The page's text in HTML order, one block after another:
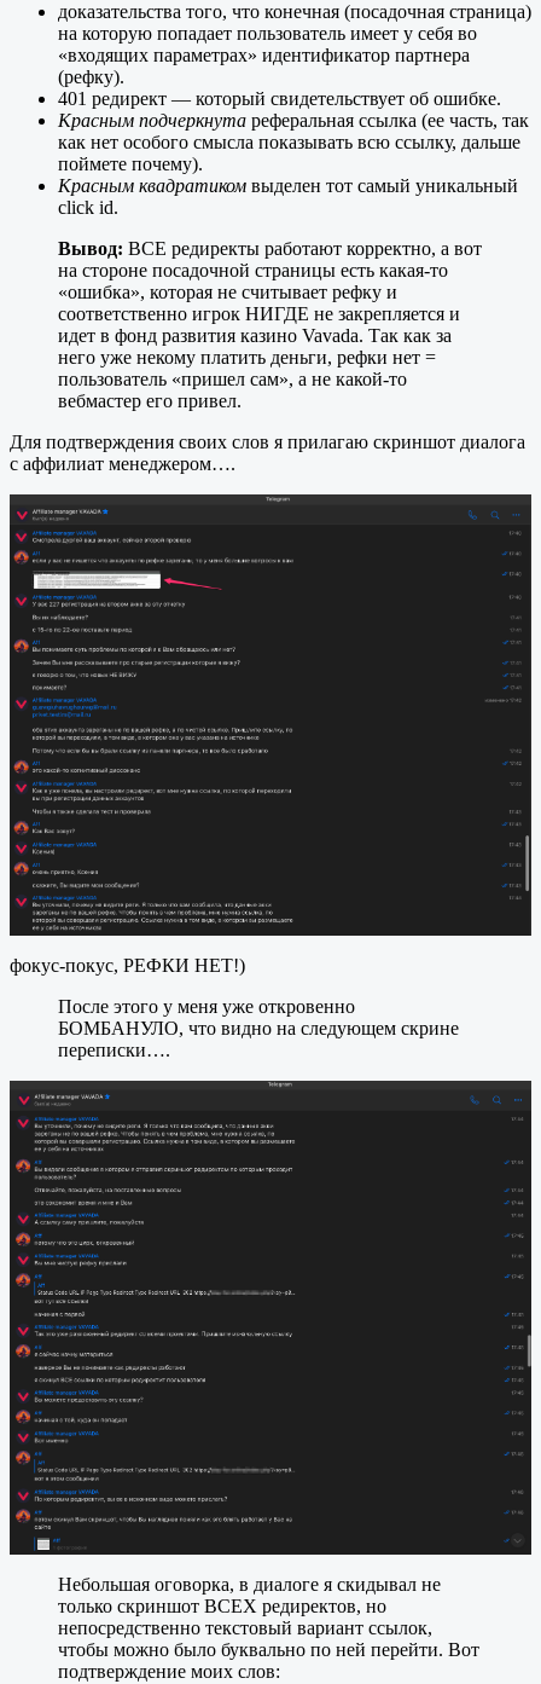
доказательства того, что конечная (посадочная страница)
на которую попадает пользователь имеет у себя во
«входящих параметрах» идентификатор партнера
(рефку).
401 редирект — который свидетельствует об ошибке.
Красным подчеркнута реферальная ссылка (ее часть, так
как нет особого смысла показывать всю ссылку, дальше
поймете почему).
Красным квадратиком выделен тот самый уникальный
click id.
Вывод: ВСЕ редиректы работают корректно, а вот
на стороне посадочной страницы есть какая-то
«ошибка», которая не считывает рефку и
соответственно игрок НИГДЕ не закрепляется и
идет в фонд развития казино Vavada. Так как за
него уже некому платить деньги, рефки нет =
пользователь «пришел сам», а не какой-то
вебмастер его привел.
Для подтверждения своих слов я прилагаю скриншот диалога
с аффилиат менеджером….
фокус-покус, РЕФКИ НЕТ!)
После этого у меня уже откровенно
БОМБАНУЛО, что видно на следующем скрине
переписки….
Небольшая оговорка, в диалоге я скидывал не
только скриншот ВСЕХ редиректов, но
непосредственно текстовый вариант ссылок,
чтобы можно было буквально по ней перейти. Вот
подтверждение моих слов: